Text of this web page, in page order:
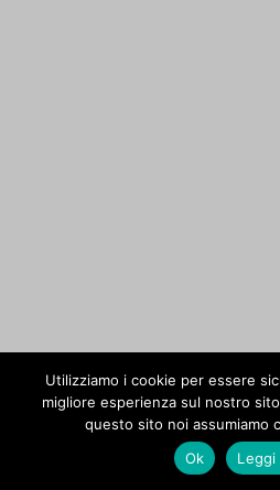
Utilizziamo i cookie per essere
migliore esperienza sul nostro
questo sito noi assumiamo
Ok
Leggi